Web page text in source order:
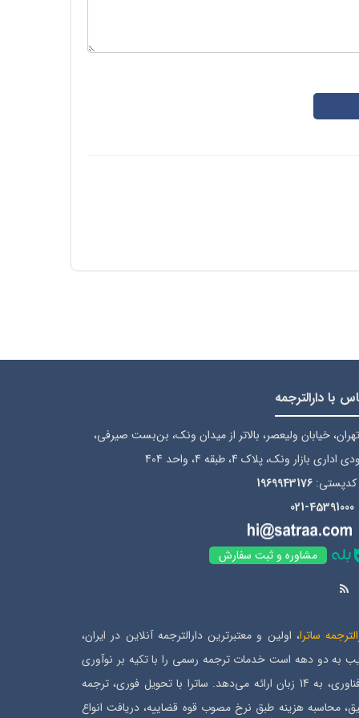
با دارالترجمه
تهران، خیابان ولیعصر، بالاتر از میدان ونک، بن‌بست صیرفی،
اداری بازار ونک، پلاک 4، طبقه 4، واحد 404
کدپستی: 1969943176
021-45391000
مشاوره و ثبت سفارش
ساترا، اولین و معتبرترین دارالترجمه آنلاین در ایران،
به دو دهه است خدمات ترجمه رسمی را با تکیه بر نوآوری
و فناوری، به 14 زبان ارائه می‌دهد. ساترا با تحویل فوری، ترجمه
محاسبه هزینه طبق نرخ مصوب قوه قضاییه، دریافت انواع